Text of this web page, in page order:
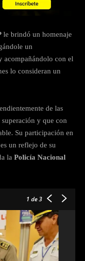
le brindó un homenaje
un
acompañándolo con el
lo consideran un
de las
y que con
Su participación en
es un reflejo de su
la Policía Nacional
1 de 3